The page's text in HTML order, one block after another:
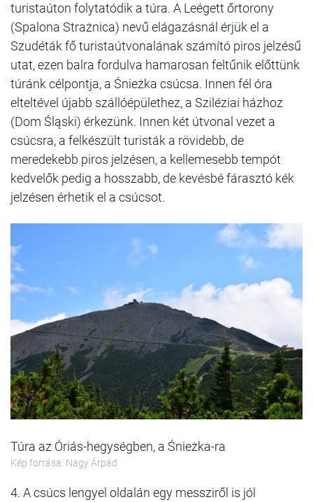
turistaúton folytatódik a túra. A Leégett őrtorony
(Spalona Strażnica) nevű elágazásnál érjük el a
Szudéták fő turistaútvonalának számító piros jelzésű
utat, ezen balra fordulva hamarosan feltűnik előttünk
túránk célpontja, a Śnieżka csúcsa. Innen fél óra
elteltével újabb szállóépülethez, a Sziléziai házhoz
(Dom Śląski) érkezünk. Innen két útvonal vezet a
csúcsra, a felkészült turisták a rövidebb, de
meredekebb piros jelzésen, a kellemesebb tempót
kedvelők pedig a hosszabb, de kevésbé fárasztó kék
jelzésen érhetik el a csúcsot.
Túra az Óriás-hegységben, a Śnieżka-ra
Kép forrása: Nagy Árpád
4. A csúcs lengyel oldalán egy messziről is jól